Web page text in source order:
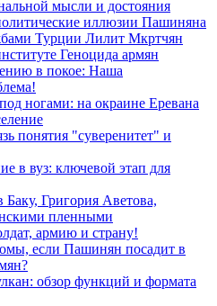
мысли и достояния
иллюзии Пашиняна
Турции Лилит Мкртчян
Геноцида армян
в покое: Наша
ногами: на окраине Еревана
понятия "суверенитет" и
в вуз: ключевой этап для
Григория Аветова,
пленными
армию и страну!
если Пашинян посадит в
обзор функций и формата